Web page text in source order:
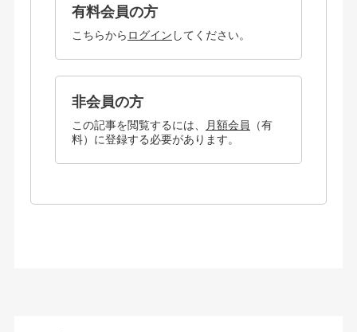
有料会員の方
こちらから ログイン してください。
非会員の方
この記事を閲覧するには、 月額会員
（有
料）に登録する必要があります。